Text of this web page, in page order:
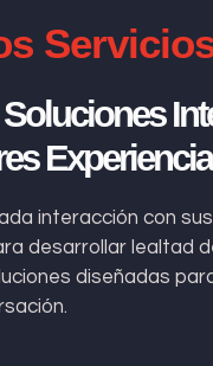
interacción con
desarrollar lealtad
diseñadas